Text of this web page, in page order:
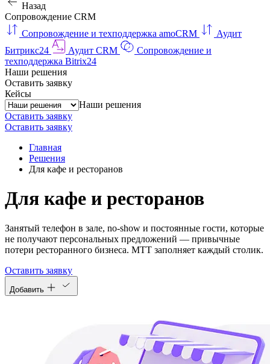
Назад
Сопровождение CRM
Сопровождение и техподдержка amoCRM
Аудит
Битрикс24
Аудит CRM
Сопровождение и
техподдержка Bitrix24
Наши решения
Оставить заявку
Кейсы
Наши решения
Оставить заявку
Оставить заявку
Главная
Решения
Для кафе и ресторанов
Для кафе и ресторанов
Занятый телефон в зале, no-show и постоянные гости, которые
не получают персональных предложений — привычные
потери ресторанного бизнеса. МТТ заполняет каждый столик.
Оставить заявку
Добавить